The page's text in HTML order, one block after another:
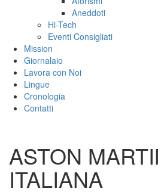
Aneddoti
Hi-Tech
Eventi Consigliati
Mission
Giornalaio
Lavora con Noi
Lingue
Cronologia
Contatti
ASTON
ITALIANA